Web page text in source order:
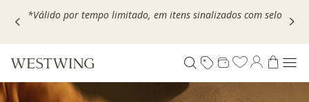
Escolha seu VOUCHER e ganhe até 30% OFF*: useMOVEL30,